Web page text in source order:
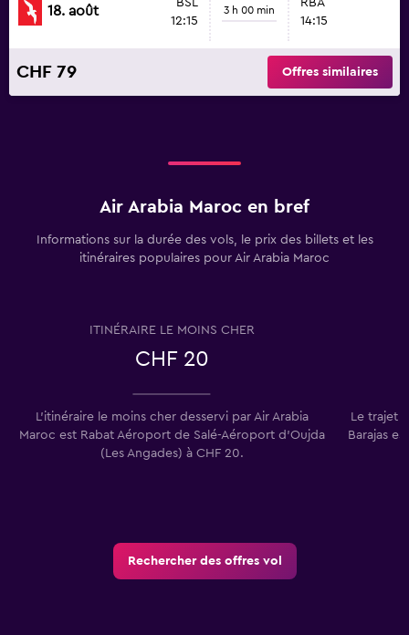
18. août
12:15
3 h 00 min
14:15
CHF 79 Offres similaires
Air Arabia Maroc en bref
Informations sur la durée des vols, le prix des billets et les
itinéraires populaires pour Air Arabia Maroc
ITINÉRAIRE LE MOINS CHER
CHF 20
L’itinéraire le moins cher desservi par Air Arabia
Maroc est Rabat Aéroport de Salé-Aéroport d'Oujda
(Les Angades) à CHF 20.
Le trajet
Barajas
Rechercher des offres vol